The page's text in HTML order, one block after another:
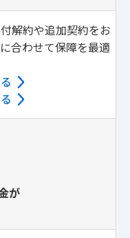
付解約や追加契約をお
合わせて保障を最適
が